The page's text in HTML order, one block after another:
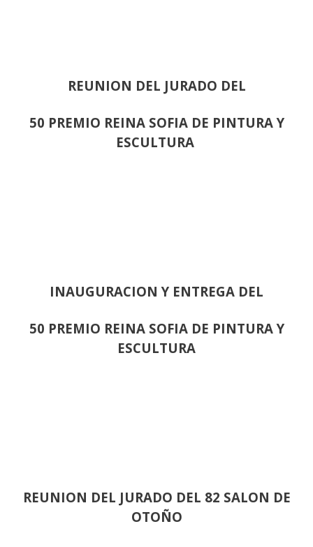
REUNION DEL JURADO DEL
50 PREMIO REINA SOFIA DE PINTURA Y
ESCULTURA
INAUGURACION Y ENTREGA DEL
50 PREMIO REINA SOFIA DE PINTURA Y
ESCULTURA
REUNION DEL JURADO DEL 82 SALON DE
OTOÑO